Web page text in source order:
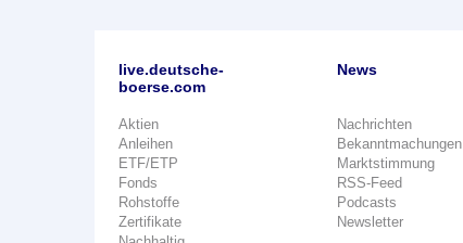
live.deutsche-
boerse.com
Aktien
Anleihen
ETF/ETP
Fonds
Rohstoffe
Zertifikate
News
Nachrichten
Bekanntmachungen
Marktstimmung
RSS-Feed
Podcasts
Newsletter